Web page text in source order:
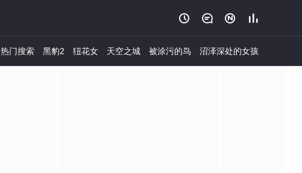
   
热门搜索 黑豹2 狃花女 天空之城 被涂污的鸟 沼泽深处的女孩